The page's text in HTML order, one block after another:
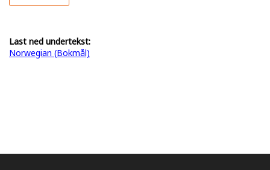
Last ned undertekst:
Norwegian (Bokmål)